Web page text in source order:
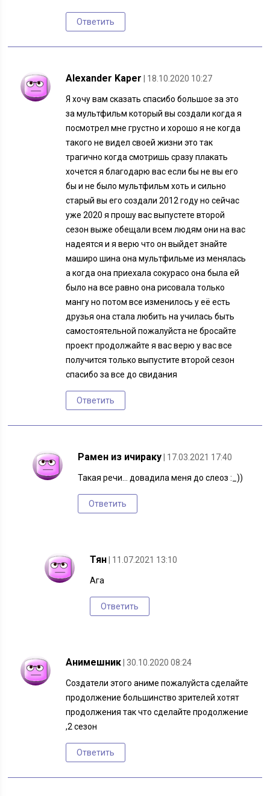
Ответить
Alexander Kaper | 18.10.2020 10:27
Я хочу вам сказать спасибо большое за это
за мультфильм который вы создали когда я
посмотрел мне грустно и хорошо я не когда
такого не видел своей жизни это так
трагично когда смотришь сразу плакать
хочется я благодарю вас если бы не вы его
бы и не было мультфильм хоть и сильно
старый вы его создали 2012 году но сейчас
уже 2020 я прошу вас выпустете второй
сезон выже обещали всем людям они на вас
надеятся и я верю что он выйдет знайте
маширо шина она мультфильме из менялась
а когда она приехала сокурасо она была ей
было на все равно она рисовала только
мангу но потом все изменилось у её есть
друзья она стала любить на училась быть
самостоятельной пожалуйста не бросайте
проект продолжайте я вас верю у вас все
получится только выпустите второй сезон
спасибо за все до свидания
Ответить
Рамен из ичираку | 17.03.2021 17:40
Такая речи… довадила меня до слеоз :_))
Ответить
Тян | 11.07.2021 13:10
Ага
Ответить
Анимешник | 30.10.2020 08:24
Создатели этого аниме пожалуйста сделайте
продолжение большинство зрителей хотят
продолжения так что сделайте продолжение
,2 сезон
Ответить